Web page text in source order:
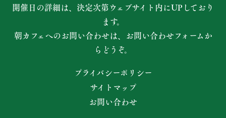
開催日の詳細は、決定次第ウェブサイト内にUPしており
ます。
朝カフェへのお問い合わせは、お問い合わせフォームか
らどうぞ。
プライバシーポリシー
サイトマップ
お問い合わせ